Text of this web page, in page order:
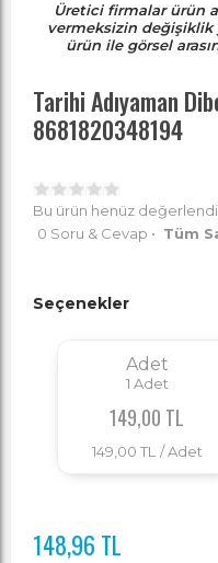
Üretici firmalar ürün
vermeksizin değişiklik
ürün ile görsel
Tarihi Adıyaman
8681820348194
Bu ürün henüz
0 Soru & Cevap • Tüm
Seçenekler
Adet
1 Adet
149,00 TL
149,00 TL / Adet
148,96 TL